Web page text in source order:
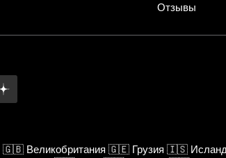
Отзывы
🇬🇧 Великобритания 🇬🇪 Грузия 🇮🇸